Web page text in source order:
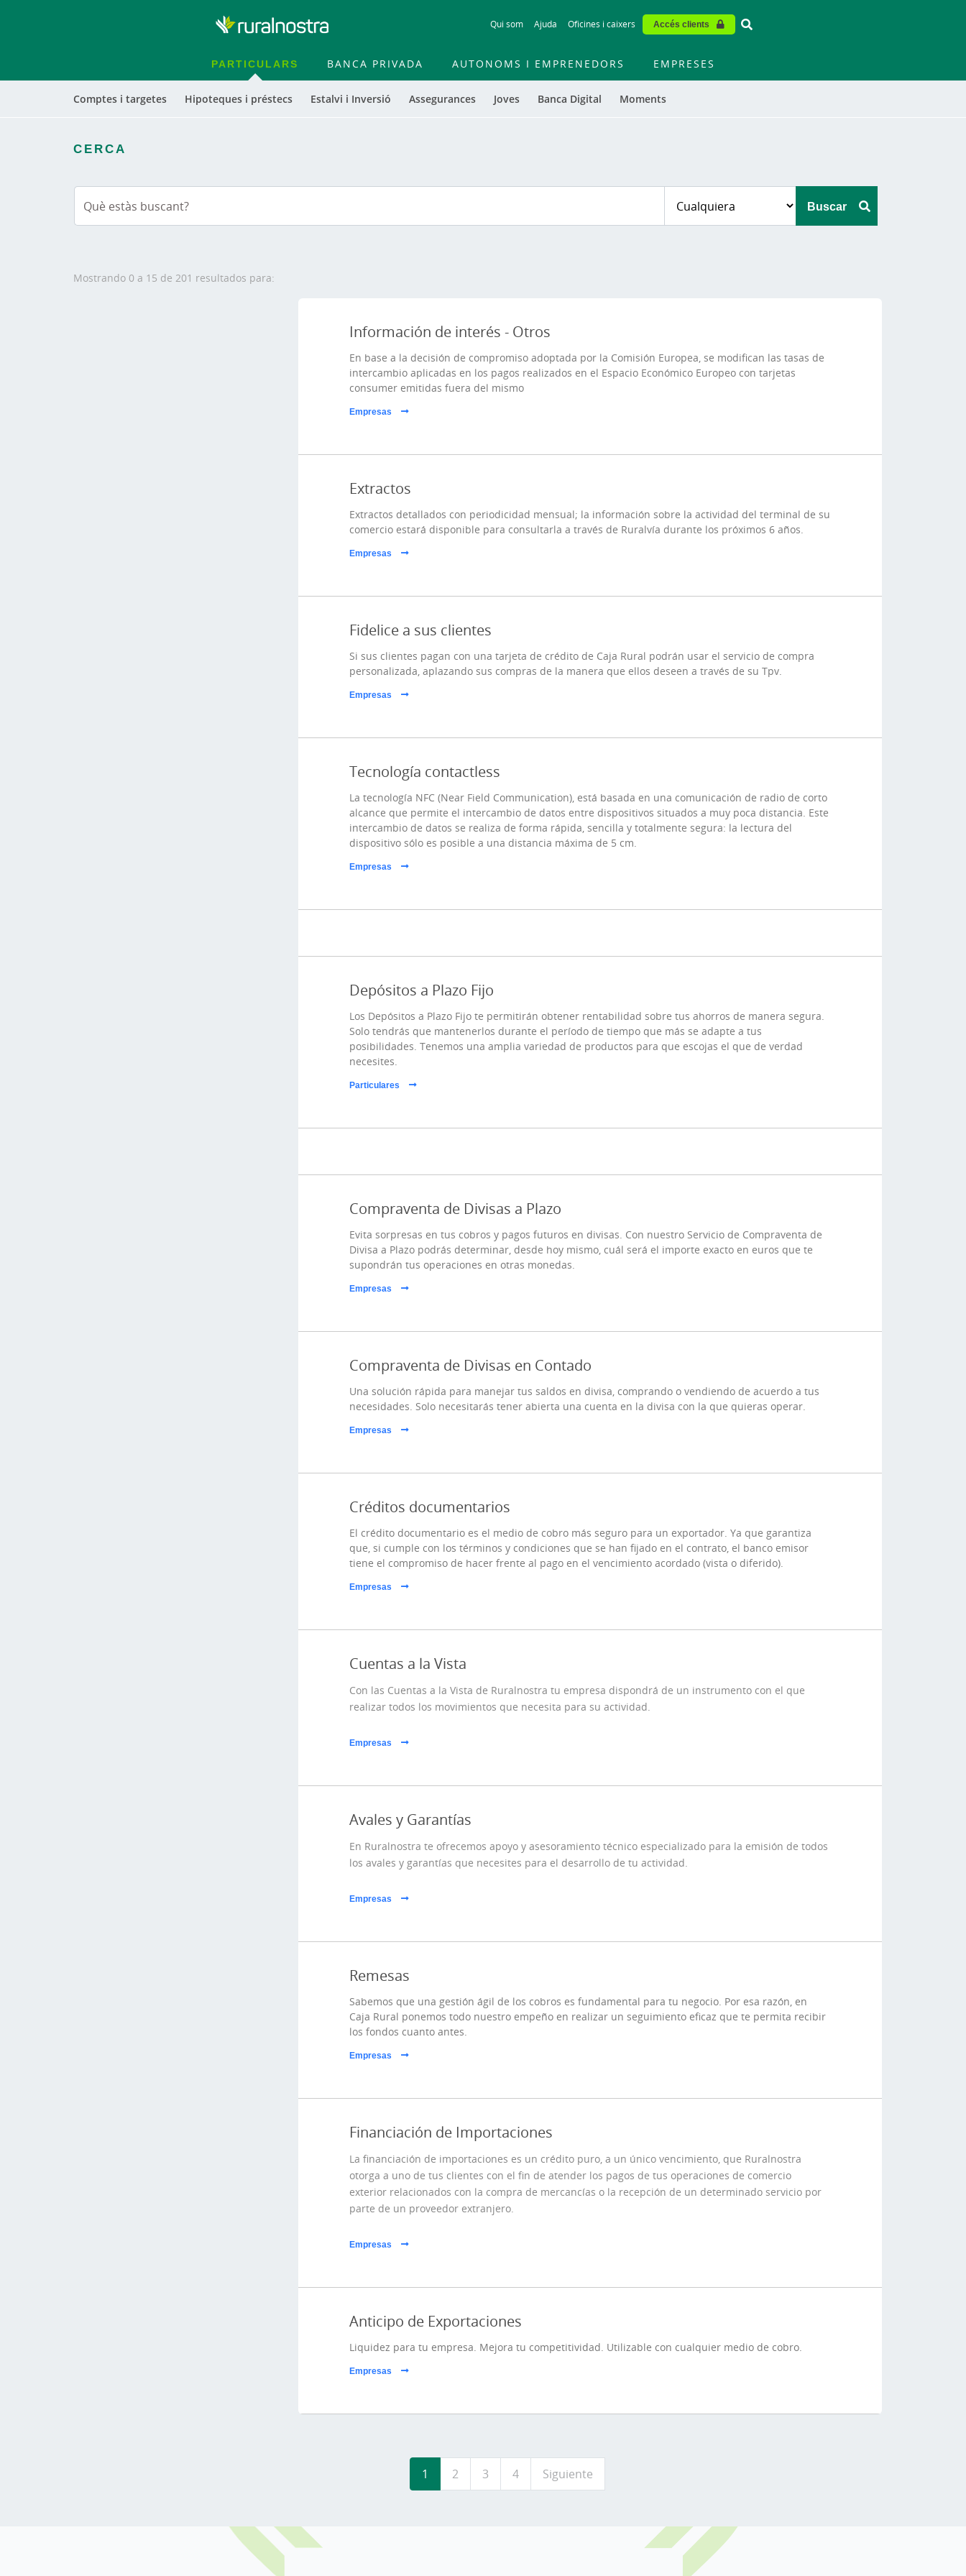
to
contentt
Qui som Ajuda Oficines i caixers Accés clients Vinculo - Buscar en la web
PARTICULARS
Comptes i targetes Hipoteques i préstecs Estalvi i Inversió Assegurances Joves Banca Digital Moments
BANCA PRIVADA AUTONOMS I EMPRENEDORS EMPRESES
CERCA
Buscar
Mostrando 0 a 15 de 201 resultados para:
Información de interés - Otros
En base a la decisión de compromiso adoptada por la Comisión Europea, se modifican las tasas de
intercambio aplicadas en los pagos realizados en el Espacio Económico Europeo con tarjetas
consumer emitidas fuera del mismo
Empresas
Extractos
Extractos detallados con periodicidad mensual; la información sobre la actividad del terminal de su
comercio estará disponible para consultarla a través de Ruralvía durante los próximos 6 años.
Empresas
Fidelice a sus clientes
Si sus clientes pagan con una tarjeta de crédito de Caja Rural podrán usar el servicio de compra
personalizada, aplazando sus compras de la manera que ellos deseen a través de su Tpv.
Empresas
Tecnología contactless
La tecnología NFC (Near Field Communication), está basada en una comunicación de radio de corto
alcance que permite el intercambio de datos entre dispositivos situados a muy poca distancia. Este
intercambio de datos se realiza de forma rápida, sencilla y totalmente segura: la lectura del
dispositivo sólo es posible a una distancia máxima de 5 cm.
Empresas
Depósitos a Plazo Fijo
Los Depósitos a Plazo Fijo te permitirán obtener rentabilidad sobre tus ahorros de manera segura.
Solo tendrás que mantenerlos durante el período de tiempo que más se adapte a tus
posibilidades. Tenemos una amplia variedad de productos para que escojas el que de verdad
necesites.
Particulares
Compraventa de Divisas a Plazo
Evita sorpresas en tus cobros y pagos futuros en divisas. Con nuestro Servicio de Compraventa de
Divisa a Plazo podrás determinar, desde hoy mismo, cuál será el importe exacto en euros que te
supondrán tus operaciones en otras monedas.
Empresas
Compraventa de Divisas en Contado
Una solución rápida para manejar tus saldos en divisa, comprando o vendiendo de acuerdo a tus
necesidades. Solo necesitarás tener abierta una cuenta en la divisa con la que quieras operar.
Empresas
Créditos documentarios
El crédito documentario es el medio de cobro más seguro para un exportador. Ya que garantiza
que, si cumple con los términos y condiciones que se han fijado en el contrato, el banco emisor
tiene el compromiso de hacer frente al pago en el vencimiento acordado (vista o diferido).
Empresas
Cuentas a la Vista
Con las Cuentas a la Vista de Ruralnostra tu empresa dispondrá de un instrumento con el que
realizar todos los movimientos que necesita para su actividad.
Empresas
Avales y Garantías
En Ruralnostra te ofrecemos apoyo y asesoramiento técnico especializado para la emisión de todos
los avales y garantías que necesites para el desarrollo de tu actividad.
Empresas
Remesas
Sabemos que una gestión ágil de los cobros es fundamental para tu negocio. Por esa razón, en
Caja Rural ponemos todo nuestro empeño en realizar un seguimiento eficaz que te permita recibir
los fondos cuanto antes.
Empresas
Financiación de Importaciones
La financiación de importaciones es un crédito puro, a un único vencimiento, que Ruralnostra
otorga a uno de tus clientes con el fin de atender los pagos de tus operaciones de comercio
exterior relacionados con la compra de mercancías o la recepción de un determinado servicio por
parte de un proveedor extranjero.
Empresas
Anticipo de Exportaciones
Liquidez para tu empresa. Mejora tu competitividad. Utilizable con cualquier medio de cobro.
Empresas
1 2 3 4 Siguiente
página